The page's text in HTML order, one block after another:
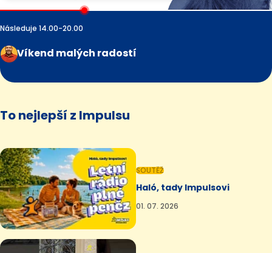
Následuje 14.00-20.00
Víkend malých radostí
To nejlepší z Impulsu
SOUTĚŽ
Haló, tady Impulsovi
01. 07. 2026